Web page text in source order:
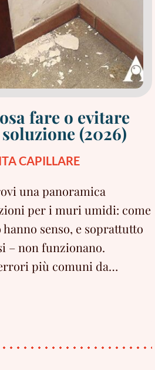
fare o evitare
(2026)
CAPILLARE
una panoramica
per i muri umidi: come
senso, e soprattutto
– non funzionano.
più comuni da…